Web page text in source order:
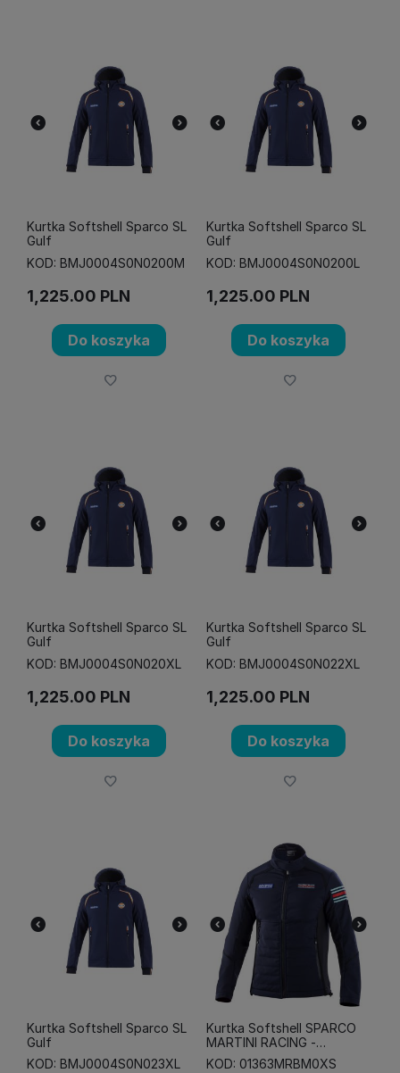
Kurtka Softshell Sparco SL
Gulf
KOD: BMJ0004S0N0200M
1,225.00 PLN
Do koszyka
Kurtka Softshell Sparco SL
Gulf
KOD: BMJ0004S0N0200L
1,225.00 PLN
Do koszyka
Kurtka Softshell Sparco SL
Gulf
KOD: BMJ0004S0N020XL
1,225.00 PLN
Do koszyka
Kurtka Softshell Sparco SL
Gulf
KOD: BMJ0004S0N022XL
1,225.00 PLN
Do koszyka
Kurtka Softshell Sparco SL
Gulf
KOD: BMJ0004S0N023XL
Kurtka Softshell SPARCO
MARTINI RACING -
granatowa
KOD: 01363MRBM0XS